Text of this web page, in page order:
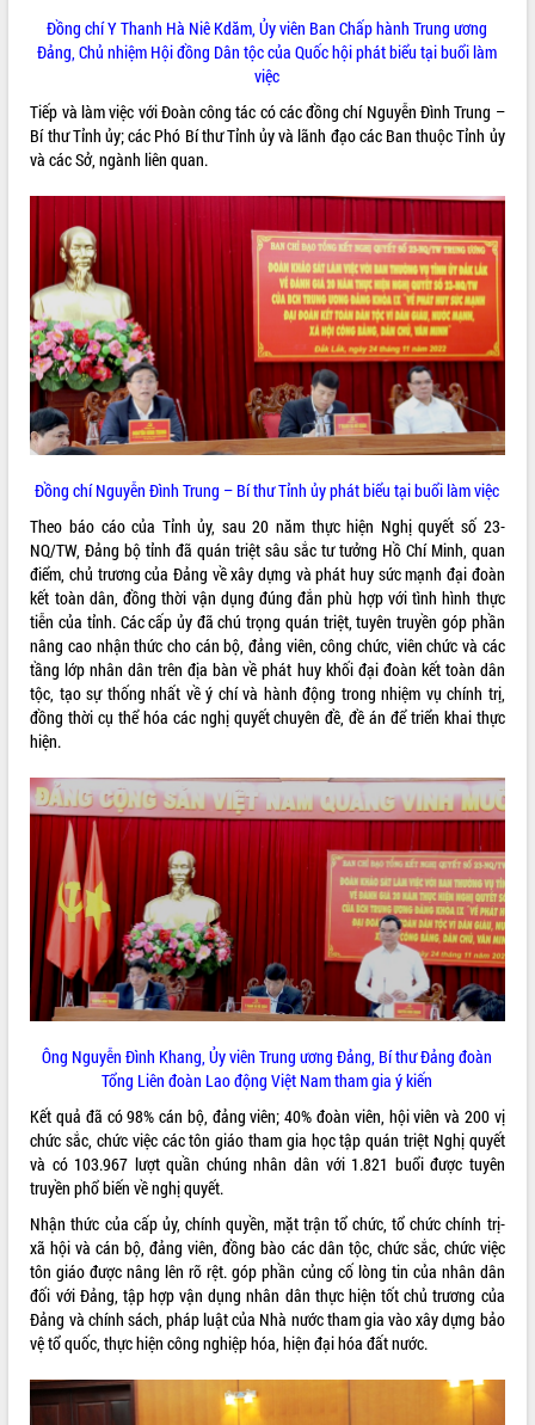
VIDEO
Loading the player...
Khám bệnh, cấp phát thuốc miễn phí
và tặng quà người dân xã Cư Pui
Hội nghị UBND tỉnh Đắk Lắk thường kỳ
tháng 7/2026
Lễ truy tặng danh hiệu “Bà Mẹ Việt
Nam Anh hùng” và trao Huân chương
Lao động
UBND tỉnh Đắk Lắk triển khai nhiệm
vụ 6 tháng cuối năm 2026
Kỳ họp thứ Hai, Hội đồng nhân dân
tỉnh khóa XI quyết nghị nhiều nội dung
quan trọng
Triết thăm, tặng quà người có công với
cách mạng
Rà soát, hoàn thiện hệ thống thiết chế
văn hóa, thể thao đáp ứng yêu cầu
phát triển mới
Thường trực HĐND tỉnh Đắk Lắk gặp
mặt Đoàn chuyên gia y tế TP. Hồ Chí
Minh
Lễ truy điệu và an táng hài cốt liệt sĩ
tại Nghĩa trang Liệt sĩ xã Sơn Hòa
Bàn giải pháp tháo gỡ khó khăn trong
xuất khẩu sầu riêng và triển khai quy
định EUDR
Thứ trưởng Bộ Nông nghiệp và Môi
trường Nguyễn Hoàng Hiệp khảo sát
vùng trồng và doanh nghiệp đóng gói
Trình diễn nghệ thuật chế biến các
món ăn từ sầu riêng
Đắk Lắk công bố Quy hoạch và xúc
tiến đầu tư tỉnh
Ngành cá ngừ Đắk Lắk chủ động thích
Diễn đàn Kinh tế tư nhân Việt Nam đột
ALBUM ẢNH
LIÊN KẾT WEB
THỐNG KÊ TRUY CẬP
Tất cả:
66074155
Đồng chí Y Thanh Hà Niê Kdăm, Ủy viên Ban Chấp hành Trung ương
Đảng, Chủ nhiệm Hội đồng Dân tộc của Quốc hội phát biểu tại buổi làm
việc
Tiếp và làm việc với Đoàn công tác có các đồng chí Nguyễn Đình Trung –
Bí thư Tỉnh ủy; các Phó Bí thư Tỉnh ủy và lãnh đạo các Ban thuộc Tỉnh ủy
và các Sở, ngành liên quan.
Đồng chí Nguyễn Đình Trung – Bí thư Tỉnh ủy phát biểu tại buổi làm việc
Theo báo cáo của Tỉnh ủy, sau 20 năm thực hiện Nghị quyết số 23-
NQ/TW, Đảng bộ tỉnh đã quán triệt sâu sắc tư tưởng Hồ Chí Minh, quan
điểm, chủ trương của Đảng về xây dựng và phát huy sức mạnh đại đoàn
kết toàn dân, đồng thời vận dụng đúng đắn phù hợp với tình hình thực
tiễn của tỉnh. Các cấp ủy đã chú trọng quán triệt, tuyên truyền góp phần
nâng cao nhận thức cho cán bộ, đảng viên, công chức, viên chức và các
tầng lớp nhân dân trên địa bàn về phát huy khối đại đoàn kết toàn dân
tộc, tạo sự thống nhất về ý chí và hành động trong nhiệm vụ chính trị,
đồng thời cụ thể hóa các nghị quyết chuyên đề, đề án để triển khai thực
hiện.
Ông Nguyễn Đình Khang, Ủy viên Trung ương Đảng, Bí thư Đảng đoàn
Tổng Liên đoàn Lao động Việt Nam tham gia ý kiến
Kết quả đã có 98% cán bộ, đảng viên; 40% đoàn viên, hội viên và 200 vị
chức sắc, chức việc các tôn giáo tham gia học tập quán triệt Nghị quyết
và có 103.967 lượt quần chúng nhân dân với 1.821 buổi được tuyên
truyền phổ biến về nghị quyết.
Nhận thức của cấp ủy, chính quyền, mặt trận tổ chức, tổ chức chính trị-
xã hội và cán bộ, đảng viên, đồng bào các dân tộc, chức sắc, chức việc
tôn giáo được nâng lên rõ rệt. góp phần củng cố lòng tin của nhân dân
đối với Đảng, tập hợp vận dụng nhân dân thực hiện tốt chủ trương của
Đảng và chính sách, pháp luật của Nhà nước tham gia vào xây dựng bảo
vệ tổ quốc, thực hiện công nghiệp hóa, hiện đại hóa đất nước.